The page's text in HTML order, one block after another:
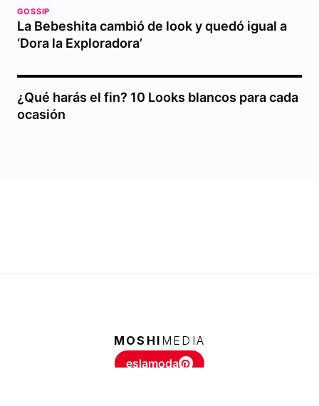
GOSSIP
La Bebeshita cambió de look y quedó igual a
‘Dora la Exploradora’
¿Qué harás el fin? 10 Looks blancos para cada
ocasión
MOSHI MEDIA
eslamoda